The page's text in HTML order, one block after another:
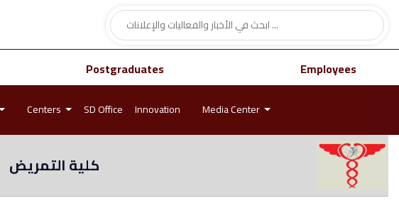
Postgraduates Employees
Centers SD Office Innovation Media Center
كلية التمريض